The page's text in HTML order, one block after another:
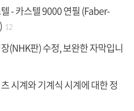
- 카스텔 9000 연필 (Faber-
12
(NHK판) 수정, 보완한 자막입니
시계와 기계식 시계에 대한 정